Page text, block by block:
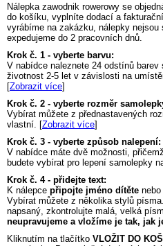
Nálepka zawodnik rowerowy se
do košíku, vyplníte dodací a
vyrábíme na zakázku, nálepky nejsou
expedujeme do 2 pracovních dnů.
Krok č. 1 - vyberte barvu:
V nabídce naleznete 24 odstínů
životnost 2-5 let v závislosti na
[Zobrazit více]
Krok č. 2 - vyberte rozměr
Vybírat můžete z přednastavených
vlastní. [Zobrazit více]
Krok č. 3 - vyberte způsob nalepení:
V nabídce máte dvě možnosti,
budete vybírat pro lepení samolepky
Krok č. 4 - přidejte text:
K nálepce připojte jméno dítěte
Vybírat můžete z několika stylů
napsaný, zkontrolujte malá, velká
neupravujeme a vložíme je tak, jak
Kliknutím na tlačítko VLOŽIT DO